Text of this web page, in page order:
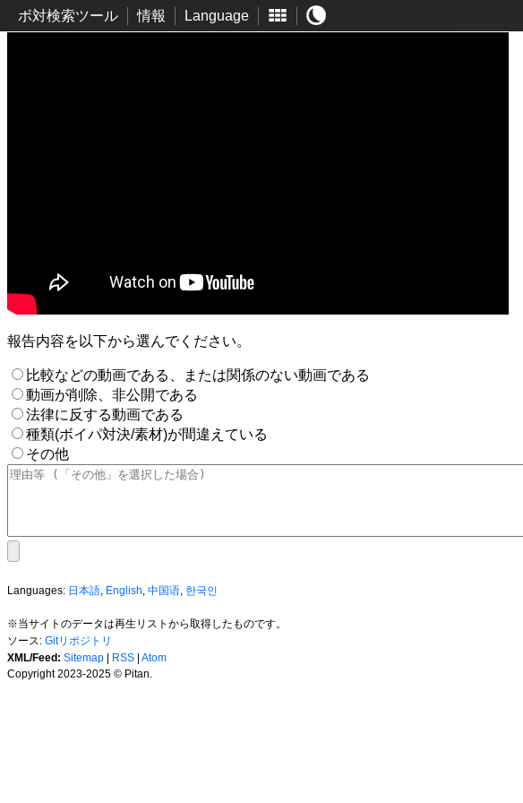
ボ対検索ツール 情報 Language
報告内容を以下から選んでください。
比較などの動画である、または関係のない動画である
動画が削除、非公開である
法律に反する動画である
種類(ボイパ対決/素材)が間違えている
その他
Languages: 日本語, English, 中国语, 한국인
※当サイトのデータは再生リストから取得したものです。
ソース: Gitリポジトリ
XML/Feed: Sitemap RSS Atom
Copyright 2023-2025 © Pitan.